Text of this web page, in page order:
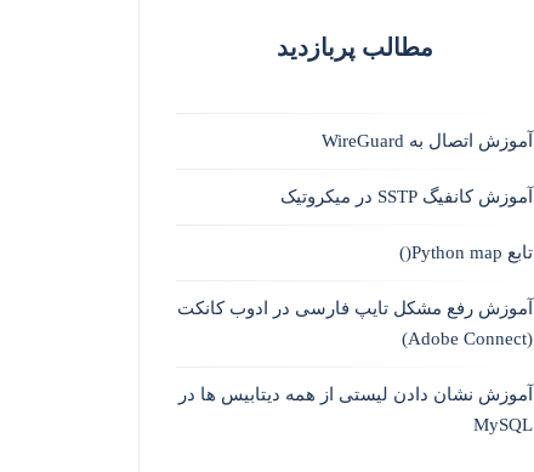
مطالب پربازدید
آموزش اتصال به WireGuard
آموزش کانفیگ SSTP در میکروتیک
تابع Python map()
آموزش رفع مشکل تایپ فارسی در ادوب کانکت
(Adobe Connect)
آموزش نشان دادن لیستی از همه دیتابیس ها در
MySQL